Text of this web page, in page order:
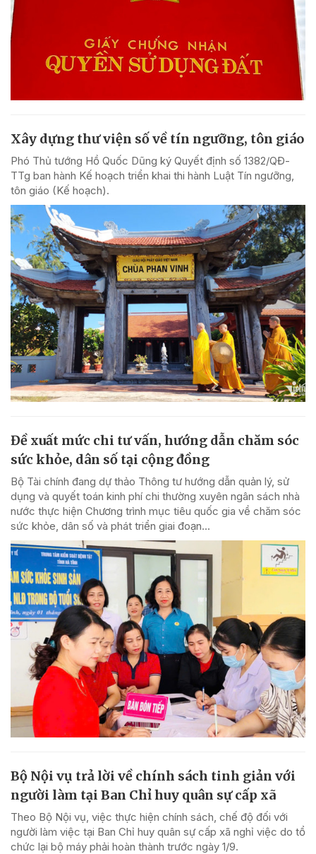
Xây dựng thư viện số về tín ngưỡng, tôn giáo
Phó Thủ tướng Hồ Quốc Dũng ký Quyết định số 1382/QĐ-
TTg ban hành Kế hoạch triển khai thi hành Luật Tín ngưỡng,
tôn giáo (Kế hoạch).
Đề xuất mức chi tư vấn, hướng dẫn chăm sóc
sức khỏe, dân số tại cộng đồng
Bộ Tài chính đang dự thảo Thông tư hướng dẫn quản lý, sử
dụng và quyết toán kinh phí chi thường xuyên ngân sách nhà
nước thực hiện Chương trình mục tiêu quốc gia về chăm sóc
sức khỏe, dân số và phát triển giai đoạn...
Bộ Nội vụ trả lời về chính sách tinh giản với
người làm tại Ban Chỉ huy quân sự cấp xã
Theo Bộ Nội vụ, việc thực hiện chính sách, chế độ đối với
người làm việc tại Ban Chỉ huy quân sự cấp xã nghỉ việc do tổ
chức lại bộ máy phải hoàn thành trước ngày 1/9.